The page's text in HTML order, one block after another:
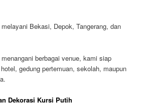
Bekasi, Depok, Tangerang, dan
berbagai venue, kami siap
gedung pertemuan, sekolah, maupun
Dekorasi Kursi Putih